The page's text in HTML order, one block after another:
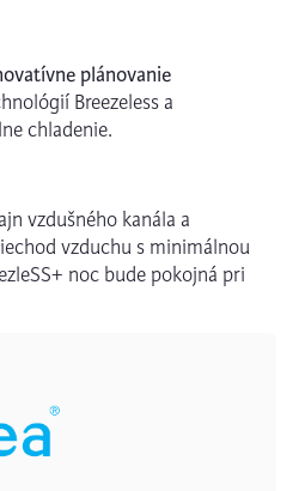
plánovanie
Breezeless a
chladenie.
vzdušného kanála a
vzduchu s minimálnou
noc bude pokojná pri